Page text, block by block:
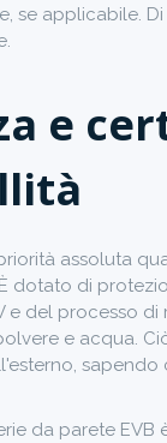
se applicabile.
e
assoluta
dotato di
e del processo
e acqua.
da parete